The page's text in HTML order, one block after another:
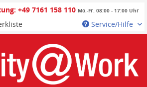
+49 7161 158 110 Mo.-Fr. 08:00 - 17:00 Uhr
Service/Hilfe